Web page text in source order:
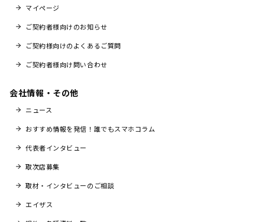
マイページ
ご契約者様向けのお知らせ
ご契約様向けのよくあるご質問
ご契約者様向け問い合わせ
会社情報・その他
ニュース
おすすめ情報を発信！誰でもスマホコラム
代表者インタビュー
取次店募集
取材・インタビューのご相談
エイザス